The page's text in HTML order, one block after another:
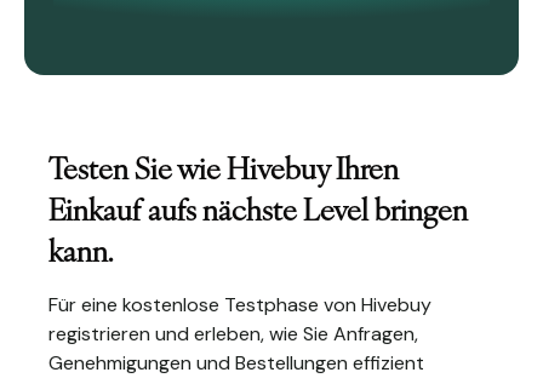
Testen Sie wie Hivebuy Ihren
Einkauf aufs nächste Level bringen
kann.
Für eine kostenlose Testphase von Hivebuy
registrieren und erleben, wie Sie Anfragen,
Genehmigungen und Bestellungen effizient